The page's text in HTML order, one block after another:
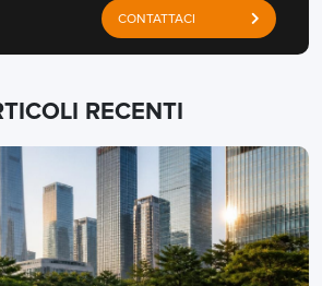
CONTATTACI
RECENTI